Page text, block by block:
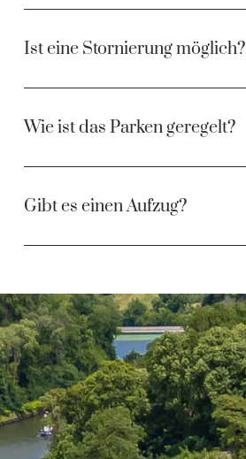
Ist eine Stornierung möglich?
Wie ist das Parken geregelt?
Gibt es einen Aufzug?